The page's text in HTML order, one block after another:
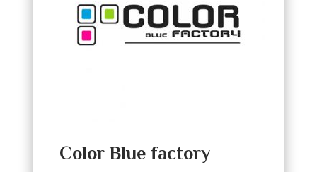
Color Blue factory